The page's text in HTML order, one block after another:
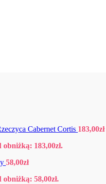
Cabernet Cortis 183,00zł
obniżką: 183,00zł.
58,00zł
obniżką: 58,00zł.